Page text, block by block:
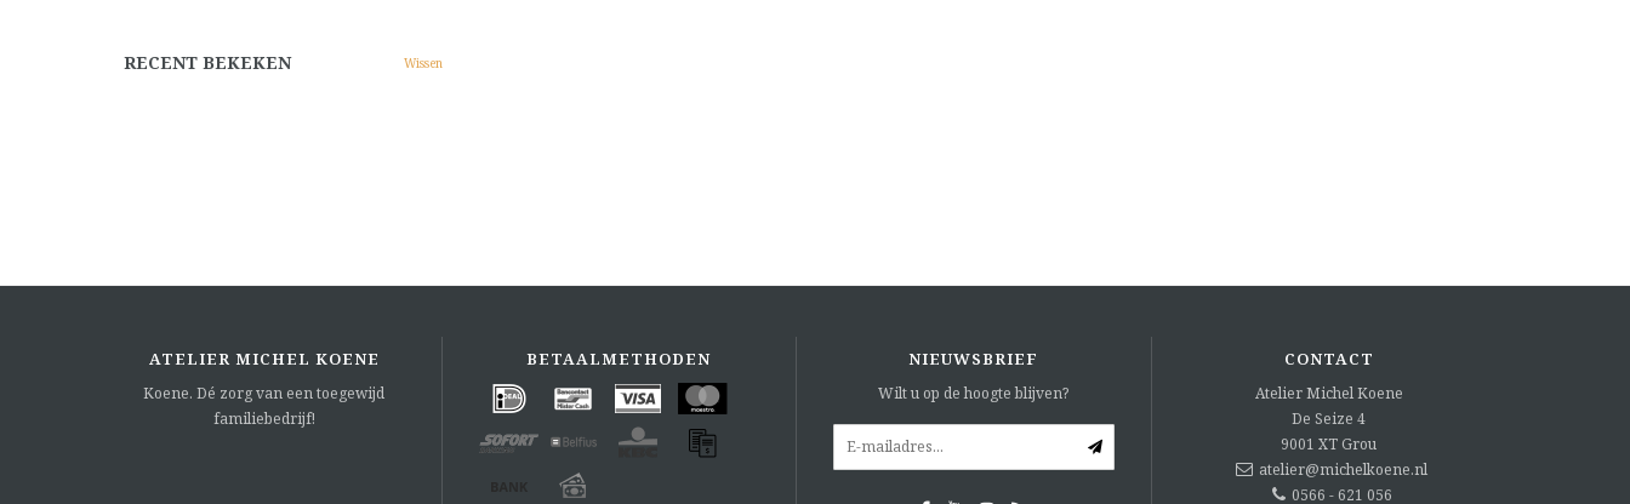
RECENT BEKEKEN Wissen
ATELIER MICHEL KOENE
Koene. Dé zorg van een toegewijd
familiebedrijf!
BETAALMETHODEN NIEUWSBRIEF
Wilt u op de hoogte blijven?
CONTACT
Atelier Michel Koene
De Seize 4
9001 XT Grou
atelier@michelkoene.nl
0566 - 621 056